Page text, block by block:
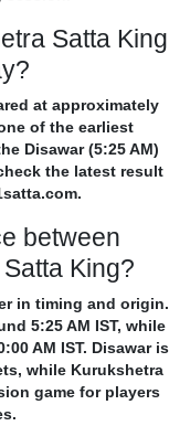
Satta King
at approximately
of the earliest
Disawar (5:25 AM)
the latest result
between
King?
in timing and origin.
5:25 AM IST, while
AM IST. Disawar is
while Kurukshetra
game for players